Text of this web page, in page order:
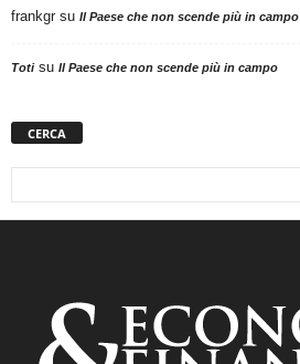
frankgr su Il Paese che non scende più in campo
Totisu Il Paese che non scende più in campo
CERCA